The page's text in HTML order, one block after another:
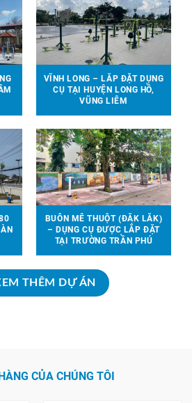
VĨNH LONG – LẮP ĐẶT DỤNG
CỤ TẠI HUYỆN LONG HỒ,
VŨNG LIÊM
BUÔN MÊ THUỘT (ĐẮK LẮK)
– DỤNG CỤ ĐƯỢC LẮP ĐẶT
TẠI TRƯỜNG TRẦN PHÚ
THÊM DỰ ÁN
CỦA CHÚNG TÔI